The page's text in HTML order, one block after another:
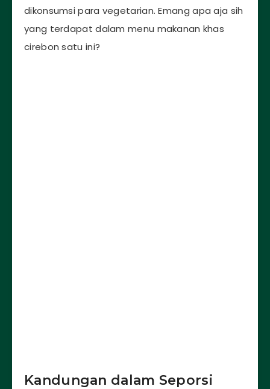
dikonsumsi para vegetarian. Emang apa aja sih
yang terdapat dalam menu makanan khas
cirebon satu ini?
Kandungan dalam Seporsi